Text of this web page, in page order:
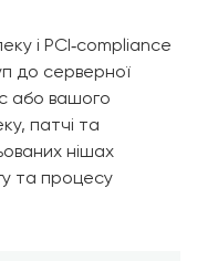
і PCI‑compliance
до серверної
або вашого
патчі та
нішах
та процесу